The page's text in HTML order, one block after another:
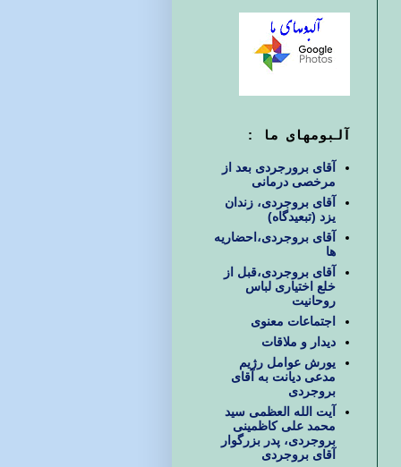
آلبومهای ما :
آقای برورجردی بعد از
مرخصی درمانی
آقای بروجردی، زندان
یزد (تبعیدگاه)
آقای بروجردی،احضاریه
ها
آقای بروجردی،قبل از
خلع اختیاری لباس
روحانیت
اجتماعات معنوی
دیدار و ملاقات
یورش عوامل رژیم
مدعی دیانت به آقای
بروجردی
آیت الله العظمی سید
محمد علی کاظمینی
بروجردی، پدر بزرگوار
آقای بروجردی